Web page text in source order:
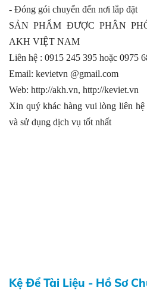
- Đóng gói chuyển đến nơi lắp đặt
SẢN PHẨM ĐƯỢC PHÂN
AKH VIỆT NAM
Liên hệ : 0915 245 395 hoặc 0975
Email: kevietvn @gmail.com
Web: http://akh.vn, http://keviet.vn
Xin quý khác hàng vui lòng liên
và sử dụng dịch vụ tốt nhất
Kệ Để Tài Liệu - Hồ Sơ